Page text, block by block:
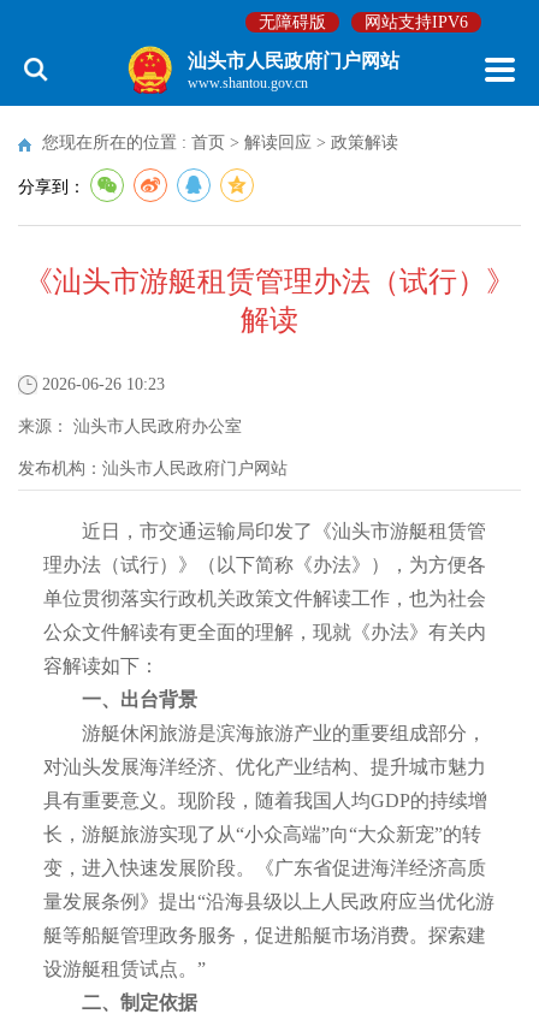
无障碍版 网站支持IPV6
汕头市人民政府门户网站
www.shantou.gov.cn
您现在所在的位置 : 首页 > 解读回应 > 政策解读
分享到：
《汕头市游艇租赁管理办法（试行）》
解读
2026-06-26 10:23
来源： 汕头市人民政府办公室
发布机构： 汕头市人民政府门户网站
近日，市交通运输局印发了《汕头市游艇租赁管
理办法（试行）》（以下简称《办法》），为方便各
单位贯彻落实行政机关政策文件解读工作，也为社会
公众文件解读有更全面的理解，现就《办法》有关内
容解读如下：
一、出台背景
游艇休闲旅游是滨海旅游产业的重要组成部分，
对汕头发展海洋经济、优化产业结构、提升城市魅力
具有重要意义。现阶段，随着我国人均GDP的持续增
长，游艇旅游实现了从“小众高端”向“大众新宠”的转
变，进入快速发展阶段。《广东省促进海洋经济高质
量发展条例》提出“沿海县级以上人民政府应当优化游
艇等船艇管理政务服务，促进船艇市场消费。探索建
设游艇租赁试点。”
二、制定依据